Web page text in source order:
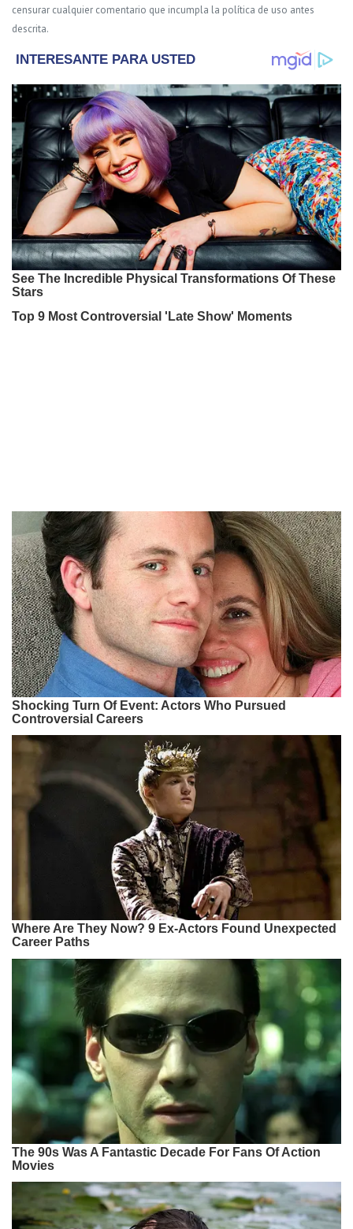
censurar cualquier comentario que incumpla la política de uso antes
descrita.